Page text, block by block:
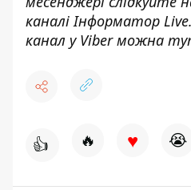
каналіІнформатор Live
канал у Viber можна
👍 🔥 ♥ 😭